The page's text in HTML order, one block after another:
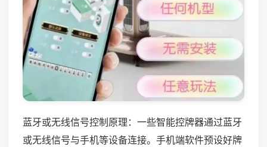
蓝牙或无线信号控制原理：一些智能控牌器通过蓝牙
或无线信号与手机等设备连接。手机端软件预设好牌